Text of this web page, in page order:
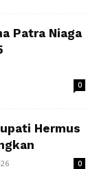
Patra Niaga
0
Hermus
0